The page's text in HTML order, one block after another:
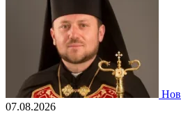
07.08.2026